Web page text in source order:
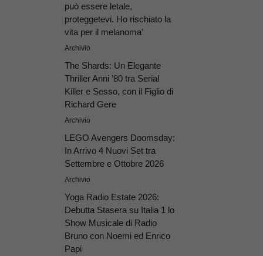
può essere letale,
proteggetevi. Ho rischiato la
vita per il melanoma’
Archivio
The Shards: Un Elegante
Thriller Anni ’80 tra Serial
Killer e Sesso, con il Figlio di
Richard Gere
Archivio
LEGO Avengers Doomsday:
In Arrivo 4 Nuovi Set tra
Settembre e Ottobre 2026
Archivio
Yoga Radio Estate 2026:
Debutta Stasera su Italia 1 lo
Show Musicale di Radio
Bruno con Noemi ed Enrico
Papi